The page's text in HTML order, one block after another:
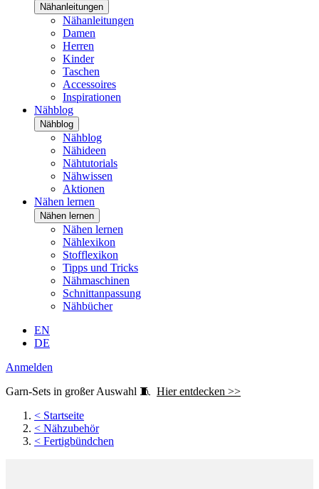
Nähanleitungen
Nähanleitungen
Damen
Herren
Kinder
Taschen
Accessoires
Inspirationen
Nähblog
Nähblog
Nähblog
Nähideen
Nähtutorials
Nähwissen
Aktionen
Nähen lernen
Nähen lernen
Nähen lernen
Nählexikon
Stofflexikon
Tipps und Tricks
Nähmaschinen
Schnittanpassung
Nähbücher
EN
DE
Anmelden
Garn-Sets in großer Auswahl 🧵 Hier entdecken >>
< Startseite
< Nähzubehör
< Fertigbündchen